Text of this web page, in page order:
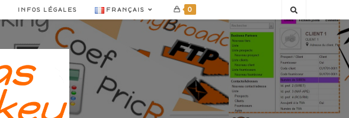
INFOS LÉGALES FRANÇAIS 0